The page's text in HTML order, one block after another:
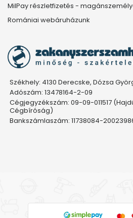
MilPay részletfizetés -
Romániai webáruházunk
Székhely: 4130 Derecske, Dózsa
Adószám: 13478164-2-09
Cégjegyzékszám: 09-09-011517
Cégbíróság)
Bankszámlaszám: 11738084-